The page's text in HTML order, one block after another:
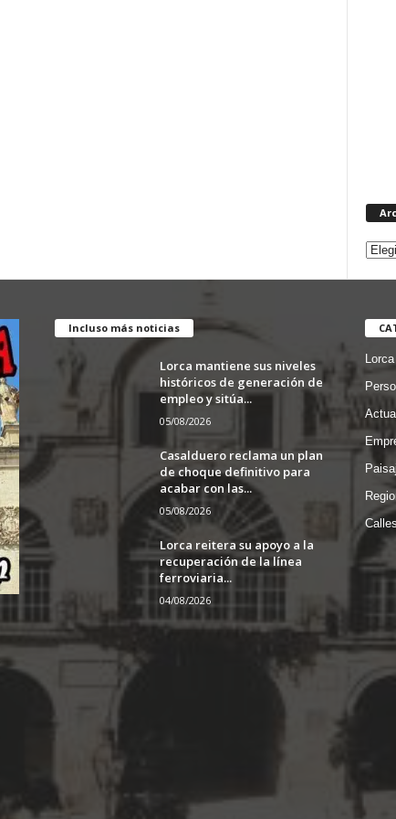
Incluso más noticias
Lorca mantiene sus niveles
históricos de generación de
empleo y sitúa...
05/08/2026
Casalduero reclama un plan
de choque definitivo para
acabar con las...
05/08/2026
Lorca reitera su apoyo a la
recuperación de la línea
ferroviaria...
04/08/2026
Lorca